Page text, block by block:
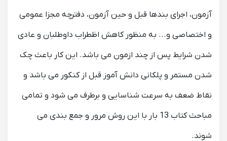
آزمون، اجرای بندها قبل و حین آزمون، دفترچه مجزا عمومی
و اختصاصی و... به منظور کاهش اظطراب داوطلبان و عادی
شدن شرایط پس از چند ازمون می باشد. این کار باعث چک
شدن مستمر و پلکانی دانش آموز قبل از کنکور می باشد و
نقاط ضعف به سرعت شناسایی و برطرف می شود و تمامی
مباحث کتاب 13 بار با این روش مرور و جمع بندی می
شوند.